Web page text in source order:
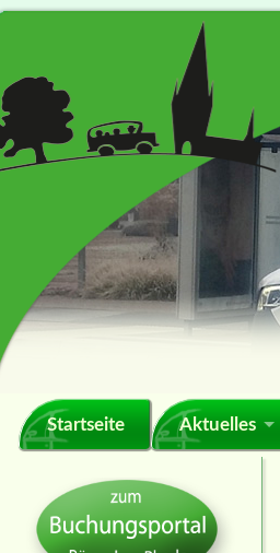
Navigation
überspringen
Startseite Aktuelles